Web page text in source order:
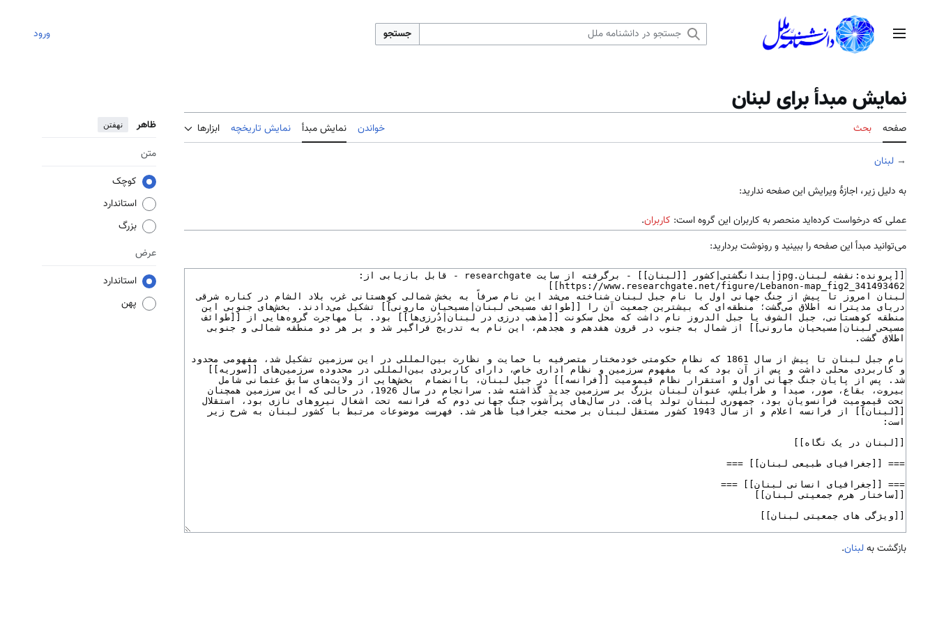
منوی اصلی جستجو ورود
نمایش مبدأ برای لبنان
صفحه بحث خواندن نمایش مبدأ نمایش تاریخچه ابزارها ظاهر نهفتن
متن
کوچک
استاندارد
بزرگ
عرض
استاندارد
پهن
→ لبنان
به دلیل زیر، اجازهٔ ویرایش این صفحه ندارید:
عملی که درخواست کرده‌اید منحصر به کاربران این گروه است: کاربران.
می‌توانید مبدأ این صفحه را ببینید و رونوشت بردارید:
بازگشت بهلبنان.